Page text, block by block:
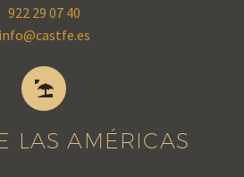
922 29 07 40
info@castfe.es


LAS AMÉRICAS